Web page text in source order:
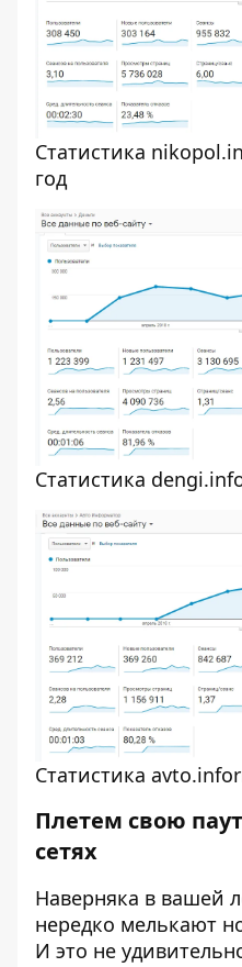
Статистика
год
Статистика
Статистика
Плетем свою
сетях
Наверняка в вашей
нередко мелькают
И это не